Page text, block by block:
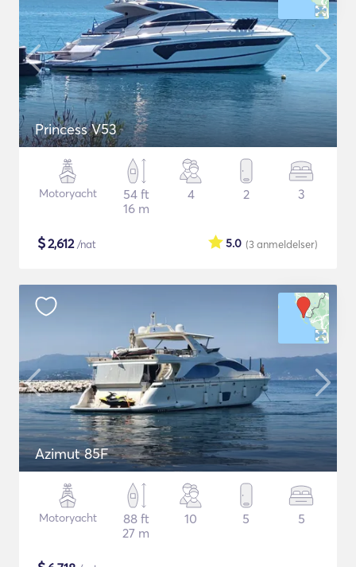
Princess V53
Motoryacht
54 ft
16 m
4 2 3
$2,612/nat (3anmeldelser)
5.0
Azimut 85F
Motoryacht
88 ft
27 m
10 5 5